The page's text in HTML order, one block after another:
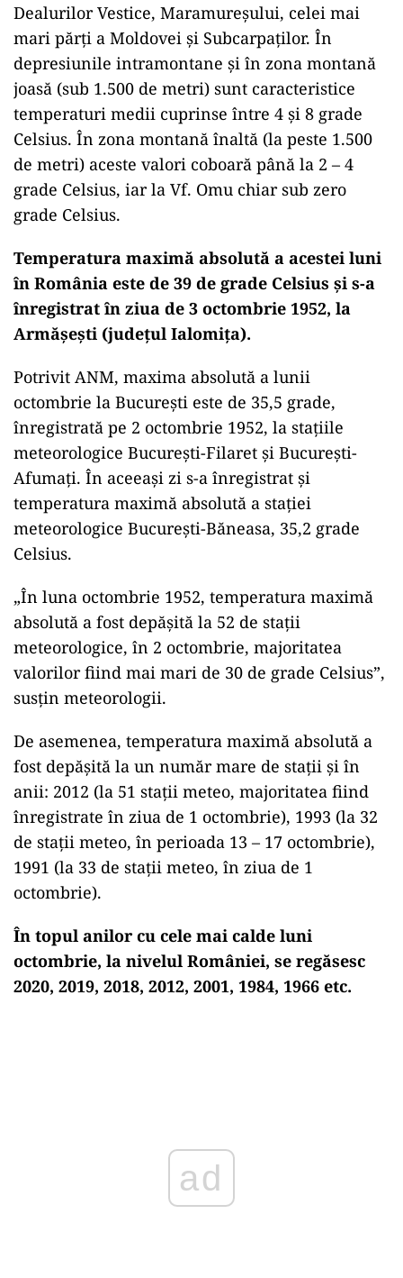
Dealurilor Vestice, Maramureşului, celei mai
mari părţi a Moldovei şi Subcarpaţilor. În
depresiunile intramontane şi în zona montană
joasă (sub 1.500 de metri) sunt caracteristice
temperaturi medii cuprinse între 4 şi 8 grade
Celsius. În zona montană înaltă (la peste 1.500
de metri) aceste valori coboară până la 2 – 4
grade Celsius, iar la Vf. Omu chiar sub zero
grade Celsius.
Temperatura maximă absolută a acestei luni
în România este de 39 de grade Celsius şi s-a
înregistrat în ziua de 3 octombrie 1952, la
Armăşeşti (judeţul Ialomiţa).
Potrivit ANM, maxima absolută a lunii
octombrie la Bucureşti este de 35,5 grade,
înregistrată pe 2 octombrie 1952, la staţiile
meteorologice Bucureşti-Filaret şi Bucureşti-
Afumaţi. În aceeaşi zi s-a înregistrat şi
temperatura maximă absolută a staţiei
meteorologice Bucureşti-Băneasa, 35,2 grade
Celsius.
„În luna octombrie 1952, temperatura maximă
absolută a fost depăşită la 52 de staţii
meteorologice, în 2 octombrie, majoritatea
valorilor fiind mai mari de 30 de grade Celsius”,
susţin meteorologii.
De asemenea, temperatura maximă absolută a
fost depăşită la un număr mare de staţii şi în
anii: 2012 (la 51 staţii meteo, majoritatea fiind
înregistrate în ziua de 1 octombrie), 1993 (la 32
de staţii meteo, în perioada 13 – 17 octombrie),
1991 (la 33 de staţii meteo, în ziua de 1
octombrie).
În topul anilor cu cele mai calde luni
octombrie, la nivelul României, se regăsesc
2020, 2019, 2018, 2012, 2001, 1984, 1966 etc.
ad